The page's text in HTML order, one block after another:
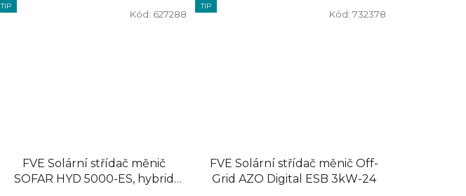
TIP
FVE Solární střídač měnič
SOFAR HYD 5000-ES, hybrid
Kód: 627288
TIP
FVE Solární střídač měnič Off-
Grid AZO Digital ESB 3kW-24
Kód: 732378